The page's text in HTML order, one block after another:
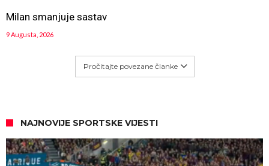
Milan smanjuje sastav
9 Augusta, 2026
Pročitajte povezane članke
NAJNOVIJE SPORTSKE VIJESTI